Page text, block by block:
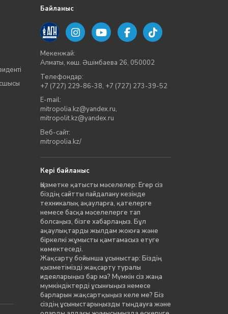
Байланыс
Мекенжай:
Алматы, көш. Әшімбаева 26, 050002
Телефондар:
+7 (727) 229-86-38, +7 (727) 273-39-52
E-mail:
mitropolia.kz@yandex.ru,
mitropolit.kz@yandex.ru
Веб-сайт:
mitropolia.kz/
Кері байланыс
Қызметке қатысты мәселелер: Егер сіз
біздің сайтты пайдалану кезінде
техникалық ақауларға, қателерге
немесе басқа мәселелерге тап
болсаңыз, бізге хабарлаңыз. Бұл
ақаулықтарды жылдам жоюға және
біркелкі жұмысты қамтамасыз етуге
көмектеседі.
Жақсарту бойынша ұсыныстар: Біздің
қызметімізді жақсарту туралы
идеяларыңыз бар ма? Мүмкін сіз жаңа
мүмкіндіктерді ұсынғыңыз немесе
барларын жақсартқыңыз келе ме? Біз
сіздің ұсыныстарыңызды тыңдауға және